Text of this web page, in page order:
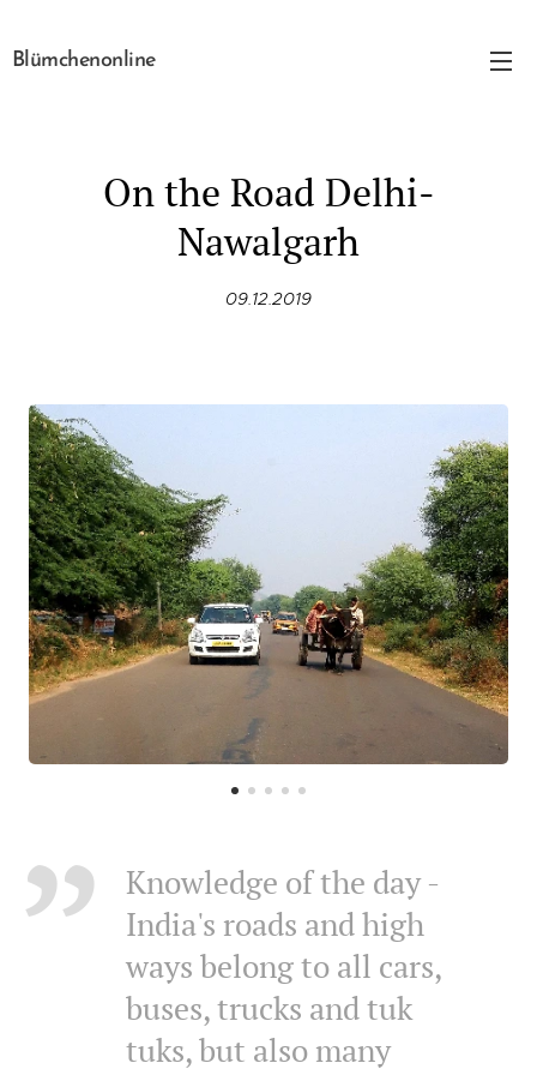
Blümchenonline
On the Road Delhi-
Nawalgarh
09.12.2019
Knowledge of the day -
India's roads and high
ways belong to all cars,
buses, trucks and tuk
tuks, but also many